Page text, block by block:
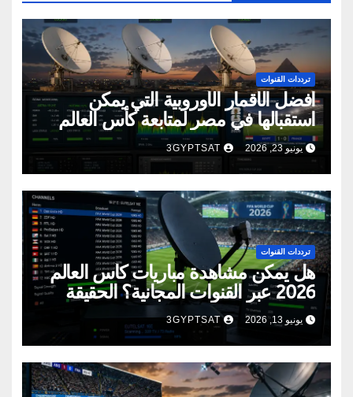
ترددات القنوات
أفضل الأقمار الأوروبية التي يمكن
استقبالها في مصر لمتابعة كأس العالم
2026
يونيو 23, 2026 3GYPTSAT
ترددات القنوات
هل يمكن مشاهدة مباريات كأس العالم
2026 عبر القنوات المجانية؟ الحقيقة
الكاملة
يونيو 13, 2026 3GYPTSAT